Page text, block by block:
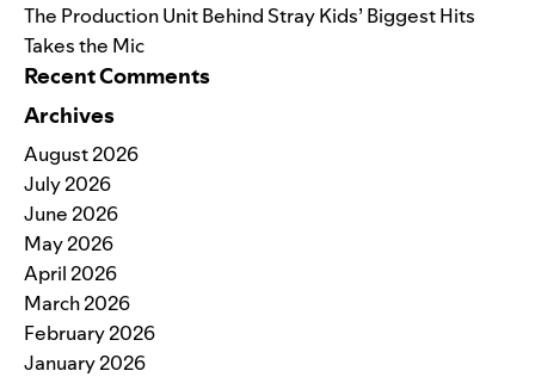
The Production Unit Behind Stray Kids’ Biggest Hits
Takes the Mic
Recent Comments
Archives
August 2026
July 2026
June 2026
May 2026
April 2026
March 2026
February 2026
January 2026